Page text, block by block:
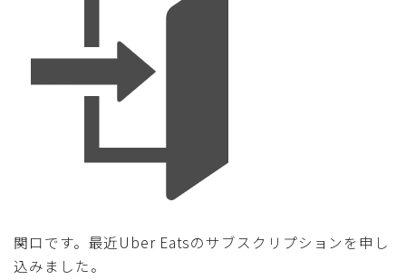
公式ページ
関口です。最近Uber Eatsのサブスクリプションを申し
込みました。